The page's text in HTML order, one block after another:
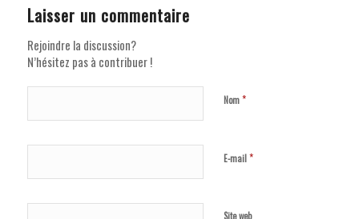
Laisser un commentaire
Rejoindre la discussion?
N’hésitez pas à contribuer !
Nom*
E-mail*
Site web